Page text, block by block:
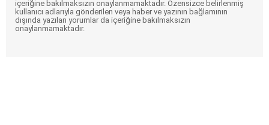
içeriğine bakılmaksızın onaylanmamaktadır. Özensizce belirlenmiş
kullanıcı adlarıyla gönderilen veya haber ve yazının bağlamının
dışında yazılan yorumlar da içeriğine bakılmaksızın
onaylanmamaktadır.